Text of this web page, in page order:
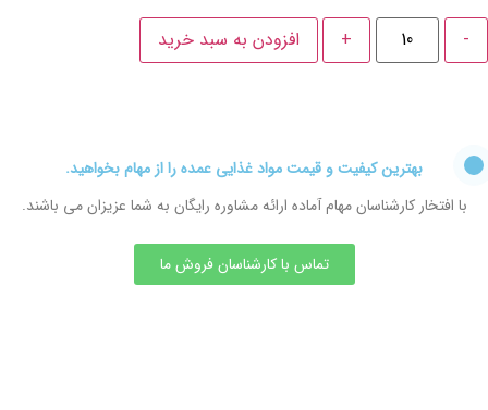
-
+ افزودن به سبد خرید
بهترین کیفیت و قیمت مواد غذایی عمده را از مهام بخواهید.
با افتخار کارشناسان مهام آماده ارائه مشاوره رایگان به شما عزیزان می باشند.
تماس با کارشناسان فروش ما